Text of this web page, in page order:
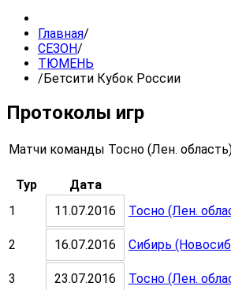
Главная/
СЕЗОН/
ТЮМЕНЬ
/ Бетсити Кубок России
Протоколы игр
Матчи команды Тосно (Лен.
Тур Дата
1
11.07.2016 Тосно (Лен.
2 16.07.2016 Сибирь
3 23.07.2016 Тосно (Лен.